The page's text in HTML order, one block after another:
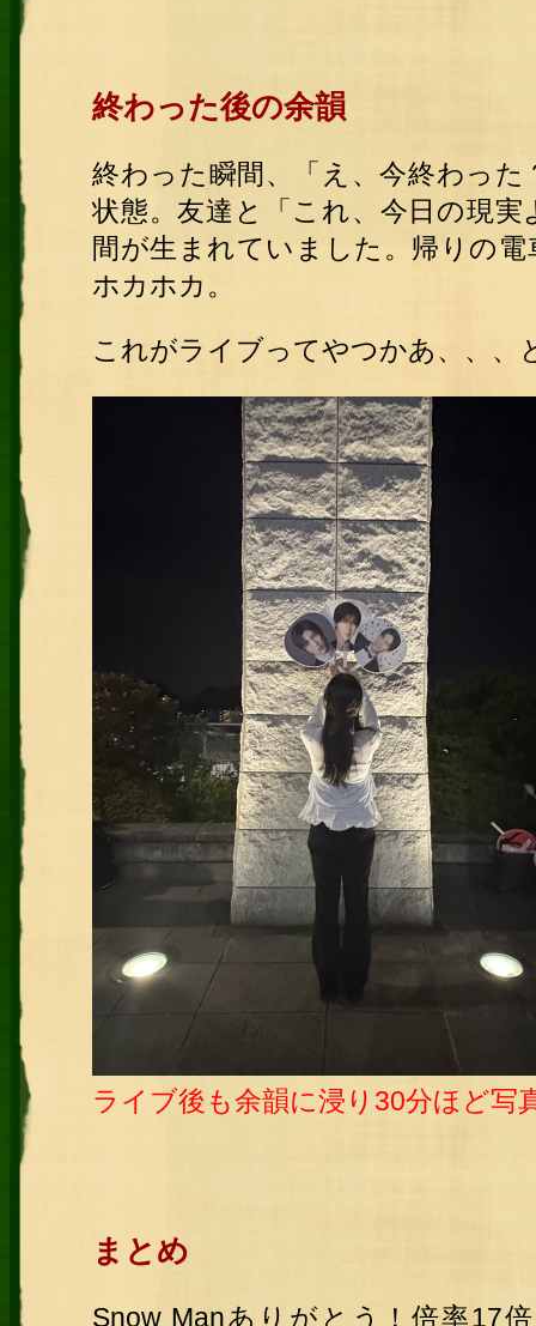
終わった後の余韻
終わった瞬間、「え、今終わっ
状態。友達と「これ、今日の現
間が生まれていました。帰りの
ホカホカ。
これがライブってやつかあ、、、
ライブ後も余韻に浸り30分ほど写
まとめ
Snow Manありがとう！倍率17